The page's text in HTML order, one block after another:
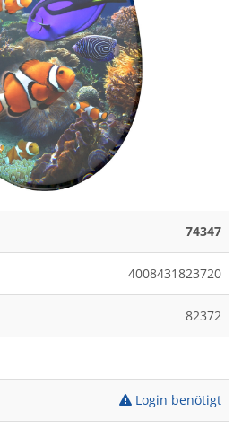
74347
4008431823720
82372
Login benötigt